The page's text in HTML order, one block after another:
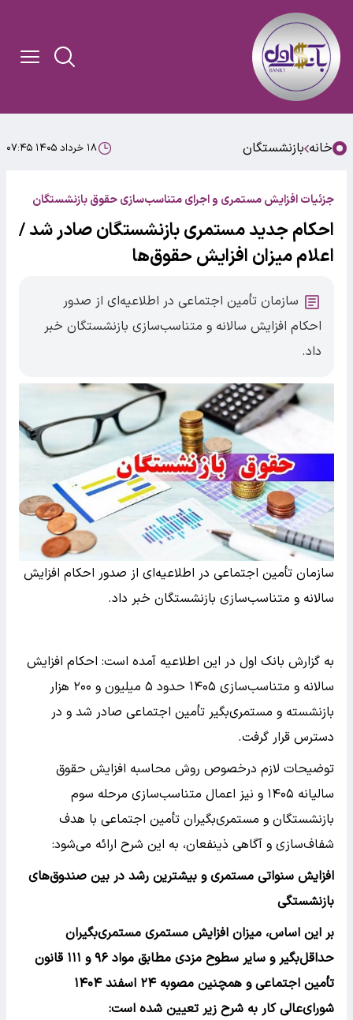
خانه بازنشستگان ۱۸ خرداد ۱۴۰۵ ۰۷:۴۵
جزئیات افزایش مستمری و اجرای متناسب‌سازی حقوق بازنشستگان
احکام جدید مستمری بازنشستگان صادر شد /
اعلام میزان افزایش حقوق‌ها
سازمان تأمین اجتماعی در اطلاعیه‌ای از صدور
احکام افزایش سالانه و متناسب‌سازی بازنشستگان خبر
داد.
سازمان تأمین اجتماعی در اطلاعیه‌ای از صدور احکام افزایش
سالانه و متناسب‌سازی بازنشستگان خبر داد.
به گزارش بانک اول در این اطلاعیه آمده است: احکام افزایش
سالانه و متناسب‌سازی ۱۴۰۵ حدود ۵ میلیون و ۲۰۰ هزار
بازنشسته و مستمری‌بگیر تأمین اجتماعی صادر شد و در
دسترس قرار گرفت.
توضیحات لازم درخصوص روش محاسبه افزایش حقوق
سالیانه ۱۴۰۵ و نیز اعمال متناسب‌سازی مرحله سوم
بازنشستگان و مستمری‌بگیران تأمین اجتماعی با هدف
شفاف‌سازی و آگاهی ذینفعان، به این شرح ارائه می‌شود:
افزایش سنواتی مستمری و بیشترین رشد در بین صندوق‌های
بازنشستگی
بر این اساس، میزان افزایش مستمری مستمری‌بگیران
حداقل‌بگیر و سایر سطوح مزدی مطابق مواد ۹۶ و ۱۱۱ قانون
تأمین اجتماعی و همچنین مصوبه ۲۴ اسفند ۱۴۰۴
شورای‌عالی کار به شرح زیر تعیین شده است: